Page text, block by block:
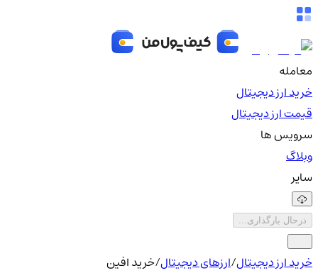
معامله
خرید ارز دیجیتال
قیمت ارز دیجیتال
سرویس ها
وبلاگ
سایر
درحال بارگذاری...
خرید ارز دیجیتال/ارزهای دیجیتال/خرید افین